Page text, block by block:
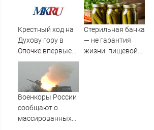
будет не до
терактов! Первый
из трёх сценариев
Крестный ход на
Духову гору в
Опочке впервые
прошел под
колокольный
звон
Стерильная банка
— не гарантия
жизни: пищевой
Военкоры России
сообщают о
массированных